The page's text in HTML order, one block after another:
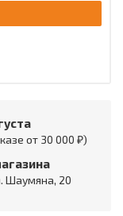
от 30 000 ₽)
Шаумяна, 20